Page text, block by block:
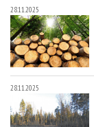
28.11.2025
28.11.2025